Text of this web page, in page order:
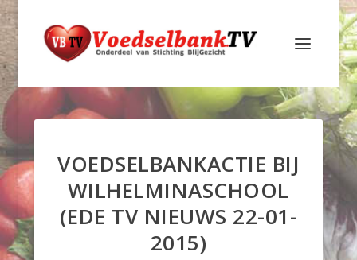
VOEDSELBANKACTIE BIJ
WILHELMINASCHOOL
(EDE TV NIEUWS 22-01-
2015)